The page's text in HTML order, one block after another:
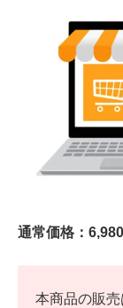
通常価格：
本商品の販売